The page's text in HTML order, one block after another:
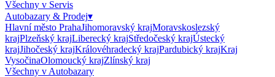
Všechny v Servis
Autobazary & Prodej▾
Hlavní město PrahaJihomoravský krajMoravskoslezský
krajPlzeňský krajLiberecký krajStředočeský krajÚstecký
krajJihočeský krajKrálovéhradecký krajPardubický krajKraj
VysočinaOlomoucký krajZlínský kraj
Všechny v Autobazary